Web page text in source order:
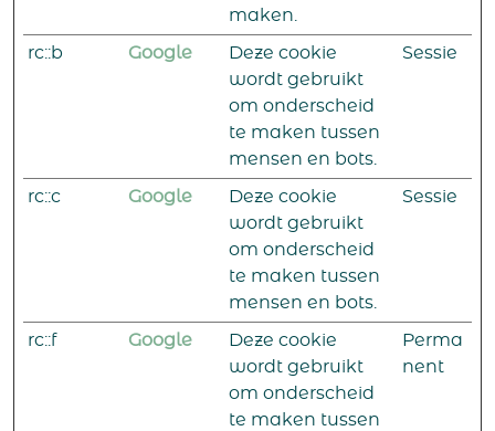
maken.
rc::b Google
Deze cookie
wordt gebruikt
om onderscheid
te maken tussen
mensen en bots.
Sessie
rc::c Google
Deze cookie
wordt gebruikt
om onderscheid
te maken tussen
mensen en bots.
Sessie
rc::f Google
Deze cookie
wordt gebruikt
om onderscheid
te maken tussen
Perma
nent